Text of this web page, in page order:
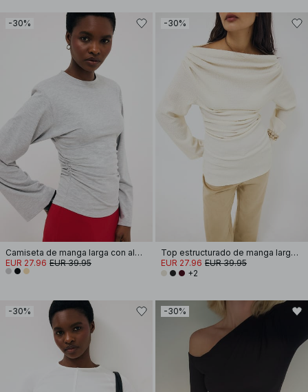
-30%
Camiseta de manga larga con almohadilla de hombro de algodón suave
EUR 27.96 EUR 39.95
-30%
Top estructurado de manga larga drapeado
EUR 27.96 EUR 39.95
+2
-30% -30%